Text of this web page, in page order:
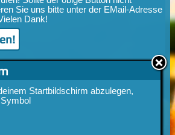
Startbildschirm abzulegen,